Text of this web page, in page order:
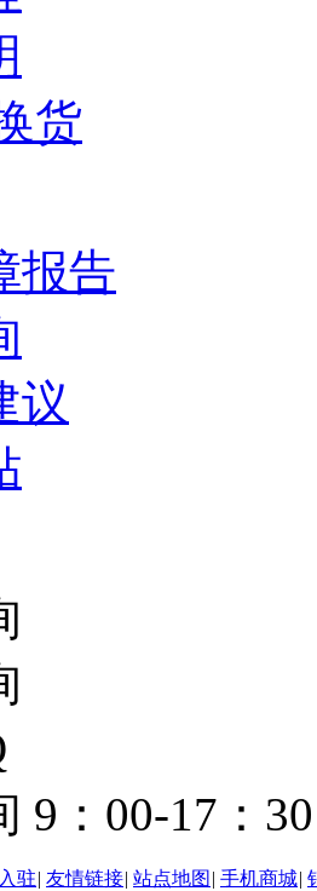
货
报告
议
9：00-17：30
驻| 友情链接| 站点地图 | 手机商城|